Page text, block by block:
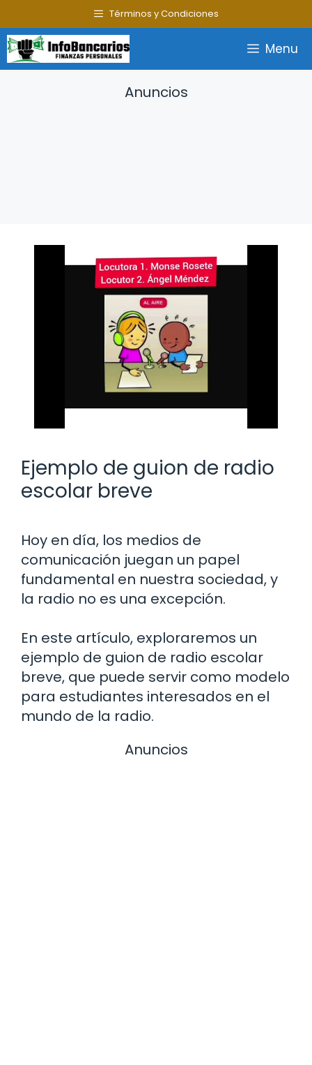
al
contenido
Términos y Condiciones
Menu
Anuncios
Ejemplo de guion de radio
escolar breve
Hoy en día, los medios de
comunicación juegan un papel
fundamental en nuestra sociedad, y
la radio no es una excepción.
En este artículo, exploraremos un
ejemplo de guion de radio escolar
breve, que puede servir como modelo
para estudiantes interesados ​​en el
mundo de la radio.
Anuncios